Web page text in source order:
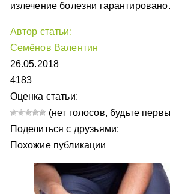
излечение болезни гарантировано.
Автор статьи:
Семёнов Валентин
26.05.2018
4183
Оценка статьи:
(нет голосов, будьте
Поделиться с друзьями:
Похожие публикации